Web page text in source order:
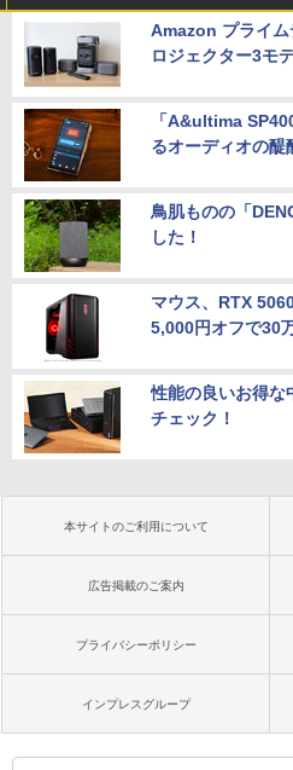
Amazon プライ
ロジェクター3モ
「A&ultima
るオーディオの醍
鳥肌ものの「
した！
マウス、RTX
5,000円オフで30
性能の良いお得な
チェック！
本サイトのご利用について
広告掲載のご案内
プライバシーポリシー
インプレスグループ